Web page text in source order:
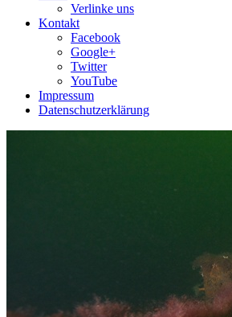
Verlinke uns
Kontakt
Facebook
Google+
Twitter
YouTube
Impressum
Datenschutzerklärung
https://